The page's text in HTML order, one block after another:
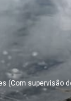
(Com supervisão